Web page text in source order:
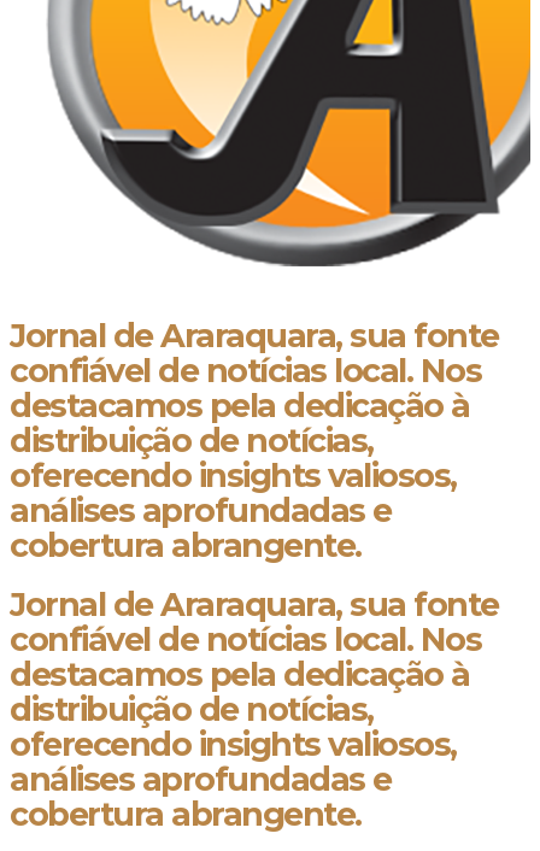
Jornal de Araraquara, sua fonte
confiável de notícias local. Nos
destacamos pela dedicação à
distribuição de notícias,
oferecendo insights valiosos,
análises aprofundadas e
cobertura abrangente.
Jornal de Araraquara, sua fonte
confiável de notícias local. Nos
destacamos pela dedicação à
distribuição de notícias,
oferecendo insights valiosos,
análises aprofundadas e
cobertura abrangente.